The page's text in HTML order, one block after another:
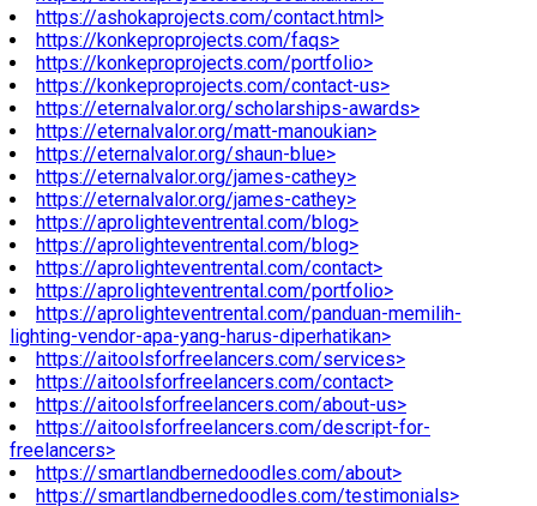
https://ashokaprojects.com/contact.html>
https://konkeproprojects.com/faqs>
https://konkeproprojects.com/portfolio>
https://konkeproprojects.com/contact-us>
https://eternalvalor.org/scholarships-awards>
https://eternalvalor.org/matt-manoukian>
https://eternalvalor.org/shaun-blue>
https://eternalvalor.org/james-cathey>
https://eternalvalor.org/james-cathey>
https://aprolighteventrental.com/blog>
https://aprolighteventrental.com/blog>
https://aprolighteventrental.com/contact>
https://aprolighteventrental.com/portfolio>
https://aprolighteventrental.com/panduan-memilih-
lighting-vendor-apa-yang-harus-diperhatikan>
https://aitoolsforfreelancers.com/services>
https://aitoolsforfreelancers.com/contact>
https://aitoolsforfreelancers.com/about-us>
https://aitoolsforfreelancers.com/descript-for-
freelancers>
https://smartlandbernedoodles.com/about>
https://smartlandbernedoodles.com/testimonials>